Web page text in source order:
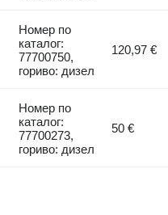
Номер по
каталог:
77700750,
гориво: дизел
120,97 €
Номер по
каталог:
77700273,
гориво: дизел
50 €